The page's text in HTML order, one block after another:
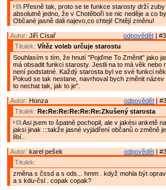
Přesně tak, proto se te funkce starosty drží zuby
absolutně jedno, že v Chotěboři se nic neděje a co
Občané jasně dali najevo,co chteji! Chtějí změnu!
odpovědět |
Autor: Jiří Císař
Titulek: Vítěz voleb určuje starostu
Souhlasím s tím, že hnutí "Pojďme To Změnit" jako
má obsadit funkci starosty. Jestli na to má věk nebo
není podstatné. Každý starosta byl ve své funkci
Pokud se tak nestane, navrhoval bych změnit název
to nechat tak, jak to je".
odpovědět |
Autor: Honza
Titulek: Re:Re:Re:Re:Re:Re:Zkušený starosta
Asi jsem to špatně pochopil, ale v jakési anketě
jaksi jinak :::takže jasné vyjádření občanů o změně
líbí..
odpovědět |
Autor: karel pešek
Titulek:
změna s čssd a s ods... hmm . když mohla být
a s kdu-čsl . copak copak?